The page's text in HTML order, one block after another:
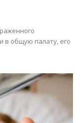
в общую палату, его